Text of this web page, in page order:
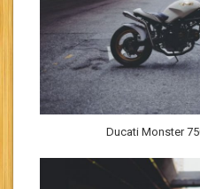
Ducati Monster